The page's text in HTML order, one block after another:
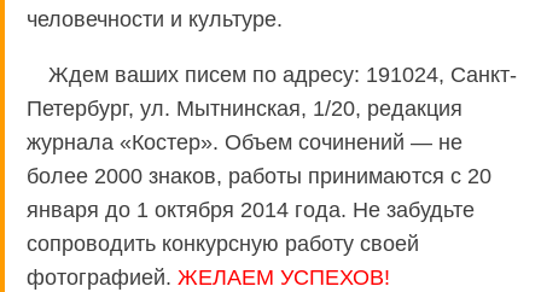
человечности и культуре.
Ждем ваших писем по адресу: 191024, Санкт-
Петербург, ул. Мытнинская, 1/20, редакция
журнала «Костер». Объем сочинений — не
более 2000 знаков, работы принимаются с 20
января до 1 октября 2014 года. Не забудьте
сопроводить конкурсную работу своей
фотографией. ЖЕЛАЕМ УСПЕХОВ!